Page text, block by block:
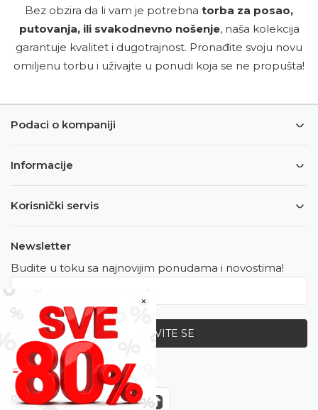
×
Bez obzira da li vam je potrebna torba za posao,
putovanja, ili svakodnevno nošenje, naša kolekcija
garantuje kvalitet i dugotrajnost. Pronađite svoju novu
omiljenu torbu i uživajte u ponudi koja se ne propušta!
Podaci o kompaniji
Informacije
Korisnički servis
Newsletter
Budite u toku sa najnovijim ponudama i novostima!
PRIJAVITE SE
Zapratite nas